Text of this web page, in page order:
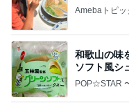
Amebaトピッ
和歌山の味
ソフト風シ
POP☆STAR